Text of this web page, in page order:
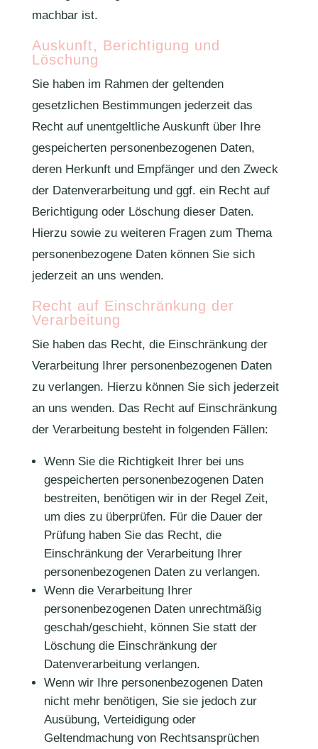
machbar ist.
Auskunft, Berichtigung und
Löschung
Sie haben im Rahmen der geltenden
gesetzlichen Bestimmungen jederzeit das
Recht auf unentgeltliche Auskunft über Ihre
gespeicherten personenbezogenen Daten,
deren Herkunft und Empfänger und den Zweck
der Datenverarbeitung und ggf. ein Recht auf
Berichtigung oder Löschung dieser Daten.
Hierzu sowie zu weiteren Fragen zum Thema
personenbezogene Daten können Sie sich
jederzeit an uns wenden.
Recht auf Einschränkung der
Verarbeitung
Sie haben das Recht, die Einschränkung der
Verarbeitung Ihrer personenbezogenen Daten
zu verlangen. Hierzu können Sie sich jederzeit
an uns wenden. Das Recht auf Einschränkung
der Verarbeitung besteht in folgenden Fällen:
Wenn Sie die Richtigkeit Ihrer bei uns
gespeicherten personenbezogenen Daten
bestreiten, benötigen wir in der Regel Zeit,
um dies zu überprüfen. Für die Dauer der
Prüfung haben Sie das Recht, die
Einschränkung der Verarbeitung Ihrer
personenbezogenen Daten zu verlangen.
Wenn die Verarbeitung Ihrer
personenbezogenen Daten unrechtmäßig
geschah/geschieht, können Sie statt der
Löschung die Einschränkung der
Datenverarbeitung verlangen.
Wenn wir Ihre personenbezogenen Daten
nicht mehr benötigen, Sie sie jedoch zur
Ausübung, Verteidigung oder
Geltendmachung von Rechtsansprüchen